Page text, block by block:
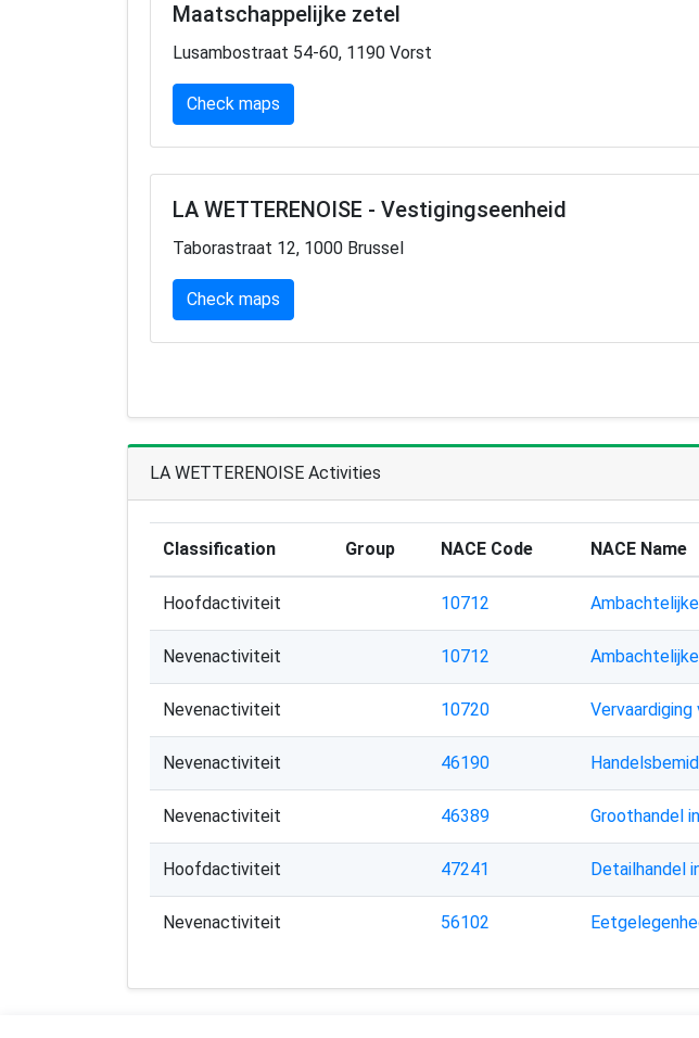
Maatschappelijke zetel
Lusambostraat 54-60, 1190 Vorst
Check maps
LA WETTERENOISE - Vestigingseenheid
Taborastraat 12, 1000 Brussel
Check maps
LA WETTERENOISE Activities
Classification Group NACE Code NACE Name
Hoofdactiviteit 10712
Nevenactiviteit 10712
Nevenactiviteit 10720
Nevenactiviteit 46190
Nevenactiviteit 46389 Groothandel
Hoofdactiviteit 47241 Detailhandel
Nevenactiviteit 56102